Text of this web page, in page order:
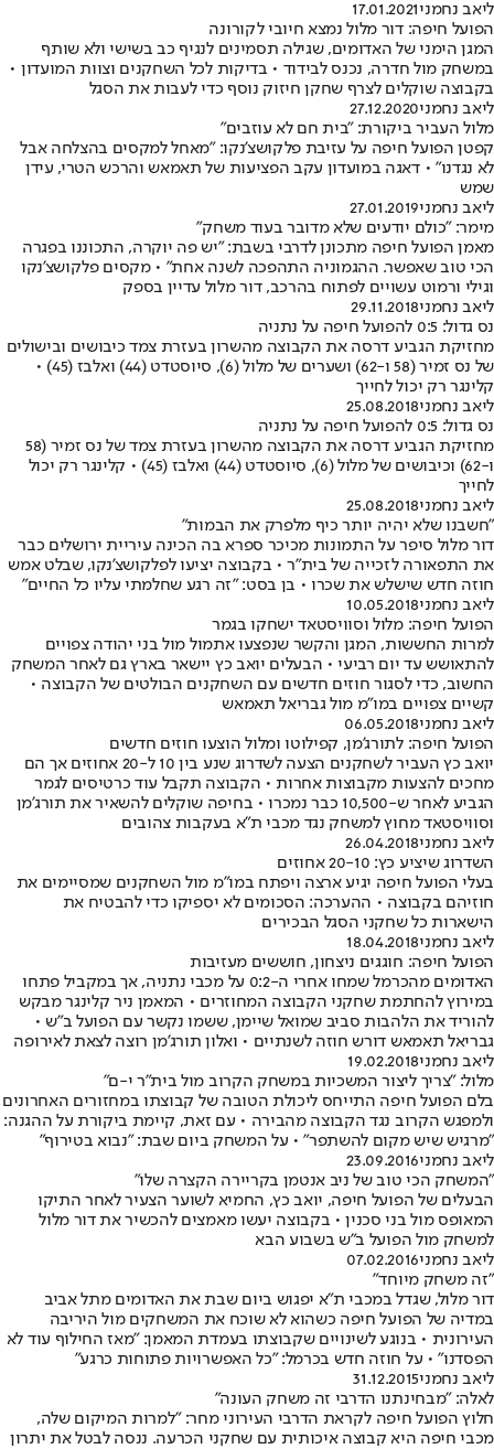
ליאב נחמני17.01.2021
הפועל חיפה: דור מלול נמצא חיובי לקורונה
המגן הימני של האדומים, שגילה תסמינים לנגיף כב בשישי ולא שותף
במשחק מול חדרה, נכנס לבידוד • בדיקות לכל השחקנים וצוות המועדון •
בקבוצה שוקלים לצרף שחקן חיזוק נוסף כדי לעבות את הסגל
ליאב נחמני27.12.2020
מלול העביר ביקורת: "בית חם לא עוזבים"
קפטן הפועל חיפה על עזיבת פלקושצ'נקו: "מאחל למקסים בהצלחה אבל
לא נגדנו" • דאגה במועדון עקב הפציעות של תאמאש והרכש הטרי, עידן
שמש
ליאב נחמני27.01.2019
מימר: "כולם יודעים שלא מדובר בעוד משחק"
מאמן הפועל חיפה מתכונן לדרבי בשבת: "יש פה יוקרה, התכוננו בפגרה
הכי טוב שאפשר. ההגמוניה התהפכה לשנה אחת" • מקסים פלקושצ'נקו
וגילי ורמוט עשויים לפתוח בהרכב, דור מלול עדיין בספק
ליאב נחמני29.11.2018
נס גדול: 0:5 להפועל חיפה על נתניה
מחזיקת הגביע דרסה את הקבוצה מהשרון בעזרת צמד כיבושים ובישולים
של נס זמיר (58 ו-62) ושערים של מלול (6), סיוסטדט (44) ואלבז (45) •
קלינגר רק יכול לחייך
ליאב נחמני25.08.2018
נס גדול: 0:5 להפועל חיפה על נתניה
מחזיקת הגביע דרסה את הקבוצה מהשרון בעזרת צמד של נס זמיר (58
ו-62) וכיבושים של מלול (6), סיוסטדט (44) ואלבז (45) • קלינגר רק יכול
לחייך
ליאב נחמני25.08.2018
"חשבנו שלא יהיה יותר כיף מלפרק את הבמות"
דור מלול סיפר על התמונות מכיכר ספרא בה הכינה עיריית ירושלים כבר
את התפאורה לזכייה של בית"ר • בקבוצה יציעו לפלקושצ'נקו, שבלט אמש
חוזה חדש שישלש את שכרו • בן בסט: "זה רגע שחלמתי עליו כל החיים"
ליאב נחמני10.05.2018
הפועל חיפה: מלול וסוויסטאד ישחקו בגמר
למרות החששות, המגן והקשר שנפצעו אתמול מול בני יהודה צפויים
להתאושש עד יום רביעי • הבעלים יואב כץ יישאר בארץ גם לאחר המשחק
החשוב, כדי לסגור חוזים חדשים עם השחקנים הבולטים של הקבוצה •
קשיים צפויים במו"מ מול גבריאל תאמאש
ליאב נחמני06.05.2018
הפועל חיפה: לתורג'מן, קפילוטו ומלול הוצעו חוזים חדשים
יואב כץ העביר לשחקנים הצעה לשדרוג שנע בין 10 ל-20 אחוזים אך הם
מחכים להצעות מקבוצות אחרות • הקבוצה תקבל עוד כרטיסים לגמר
הגביע לאחר ש-10,500 כבר נמכרו • בחיפה שוקלים להשאיר את תורג'מן
וסוויסטאד מחוץ למשחק נגד מכבי ת"א בעקבות צהובים
ליאב נחמני26.04.2018
השדרוג שיציע כץ: 20-10 אחוזים
בעלי הפועל חיפה יגיע ארצה ויפתח במו"מ מול השחקנים שמסיימים את
חוזיהם בקבוצה • ההערכה: הסכומים לא יספיקו כדי להבטיח את
הישארות כל שחקני הסגל הבכירים
ליאב נחמני18.04.2018
הפועל חיפה: חוגגים ניצחון, חוששים מעזיבות
האדומים מהכרמל שמחו אחרי ה-0:2 על מכבי נתניה, אך במקביל פתחו
במירוץ להחתמת שחקני הקבוצה המחוזרים • המאמן ניר קלינגר מבקש
להוריד את הלהבות סביב שמואל שיימן, ששמו נקשר עם הפועל ב"ש •
גבריאל תאמאש דורש חוזה לשנתיים • ואלון תורג'מן רוצה לצאת לאירופה
ליאב נחמני19.02.2018
מלול: "צריך ליצור המשכיות במשחק הקרוב מול בית"ר י-ם"
בלם הפועל חיפה התייחס ליכולת הטובה של קבוצתו במחזורים האחרונים
ולמפגש הקרוב נגד הקבוצה מהבירה • עם זאת, קיימת ביקורת על ההגנה:
"מרגיש שיש מקום להשתפר" • על המשחק ביום שבת: "נבוא בטירוף"
ליאב נחמני23.09.2016
"המשחק הכי טוב של ניב אנטמן בקריירה הקצרה שלו"
הבעלים של הפועל חיפה, יואב כץ, החמיא לשוער הצעיר לאחר התיקו
המאופס מול בני סכנין • בקבוצה יעשו מאמצים להכשיר את דור מלול
למשחק מול הפועל ב"ש בשבוע הבא
ליאב נחמני07.02.2016
"זה משחק מיוחד"
דור מלול, שגדל במכבי ת"א יפגוש ביום שבת את האדומים מתל אביב
במדיה של הפועל חיפה כשהוא לא שוכח את המשחקים מול היריבה
העירונית • בנוגע לשינויים שקבוצתו בעמדת המאמן: "מאז החילוף עוד לא
הפסדנו" • על חוזה חדש בכרמל: "כל האפשרויות פתוחות כרגע"
ליאב נחמני31.12.2015
לאלה: "מבחינתנו הדרבי זה משחק העונה"
חלוץ הפועל חיפה לקראת הדרבי העירוני מחר: "למרות המיקום שלה,
מכבי חיפה היא קבוצה איכותית עם שחקני הכרעה. ננסה לבטל את יתרון